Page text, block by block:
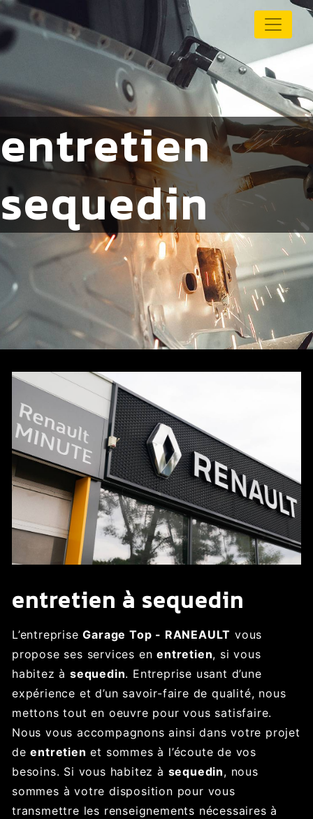
Panneau de gestion des cookies
entretien
sequedin
entretien à sequedin
L’entrepriseGarage Top - RANEAULT vous
propose ses services enentretien, si vous
habitez àsequedin. Entreprise usant d’une
expérience et d’un savoir-faire de qualité, nous
mettons tout en oeuvre pour vous satisfaire.
Nous vous accompagnons ainsi dans votre projet
deentretien et sommes à l’écoute de vos
besoins. Si vous habitez à sequedin, nous
sommes à votre disposition pour vous
transmettre les renseignements nécessaires à